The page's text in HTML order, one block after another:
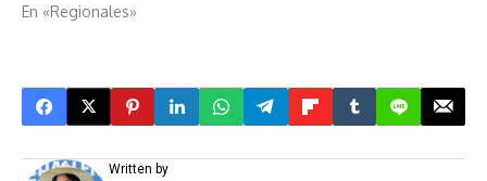
En «Regionales»
Written by